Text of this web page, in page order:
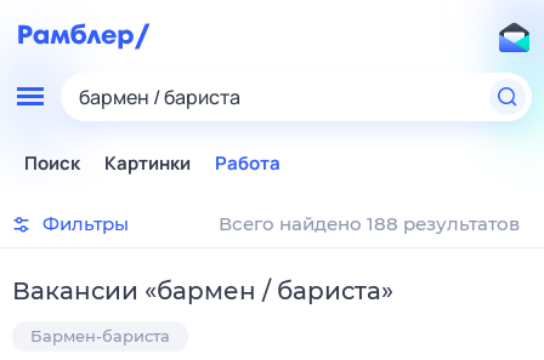
бармен / бариста
Поиск Картинки Работа
Фильтры Всего найдено 188 результатов
Вакансии «бармен / бариста»
Бармен-бариста